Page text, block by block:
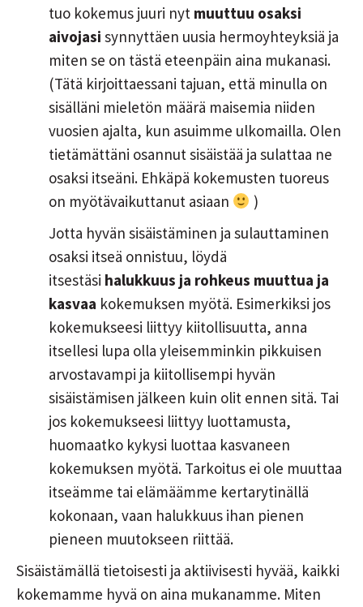
tuo kokemus juuri nyt muuttuu osaksi
aivojasi synnyttäen uusia hermoyhteyksiä ja
miten se on tästä eteenpäin aina mukanasi.
(Tätä kirjoittaessani tajuan, että minulla on
sisälläni mieletön määrä maisemia niiden
vuosien ajalta, kun asuimme ulkomailla. Olen
tietämättäni osannut sisäistää ja sulattaa ne
osaksi itseäni. Ehkäpä kokemusten tuoreus
on myötävaikuttanut asiaan
)
Jotta hyvän sisäistäminen ja sulauttaminen
osaksi itseä onnistuu, löydä
itsestäsi halukkuus ja rohkeus muuttua ja
kasvaa kokemuksen myötä. Esimerkiksi jos
kokemukseesi liittyy kiitollisuutta, anna
itsellesi lupa olla yleisemminkin pikkuisen
arvostavampi ja kiitollisempi hyvän
sisäistämisen jälkeen kuin olit ennen sitä. Tai
jos kokemukseesi liittyy luottamusta,
huomaatko kykysi luottaa kasvaneen
kokemuksen myötä. Tarkoitus ei ole muuttaa
itseämme tai elämäämme kertarytinällä
kokonaan, vaan halukkuus ihan pienen
pieneen muutokseen riittää.
Sisäistämällä tietoisesti ja aktiivisesti hyvää, kaikki
kokemamme hyvä on aina mukanamme. Miten